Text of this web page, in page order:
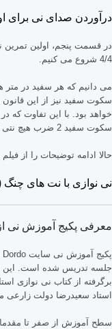
درآوردن صدای نی برای
در قسمت پنجم، اولین
4/4 شروع می کنیم.
خواهد بود. با این تفاوت که
سکوت سفید 2 ضرب هیچ نتی نخواهیم زد.
حالا ادامه توضیحات را از فیلم
نی نوازی با نت های
معرفی پکیج آموزش نی
برگرفته از کتاب نی نوازی
استاد سعیدرضا دولت زارعی
سطح آموزش از صفر تا